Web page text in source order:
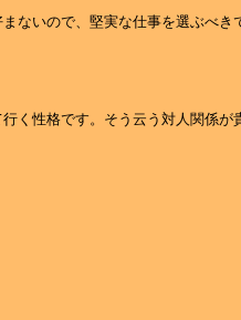
ないので、堅実な仕事を選ぶべき
く性格です。そう云う対人関係が